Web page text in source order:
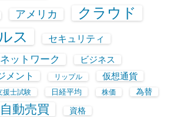
アメリカ クラウド
ス セキュリティ
ネットワーク ビジネス
メント リップル 仮想通貨
援士試験 日経平均 株価 為替
自動売買 資格